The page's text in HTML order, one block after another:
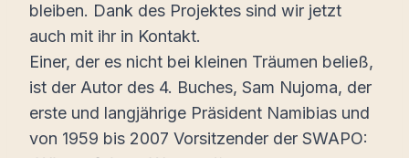
bleiben. Dank des Projektes sind wir jetzt
auch mit ihr in Kontakt.
Einer, der es nicht bei kleinen Träumen beließ,
ist der Autor des 4. Buches, Sam Nujoma, der
erste und langjährige Präsident Namibias und
von 1959 bis 2007 Vorsitzender der SWAPO: